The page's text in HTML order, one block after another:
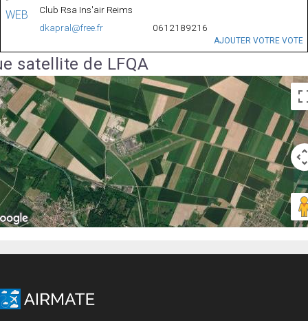
WEB
Club Rsa Ins'air Reims
dkapral@free.fr
0612189216
AJOUTER VOTRE VOTE
satellite de LFQA